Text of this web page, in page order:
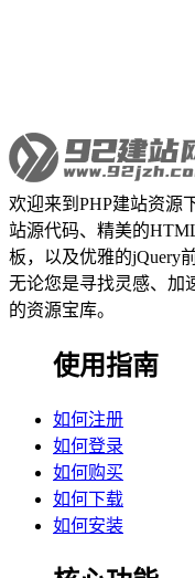
欢迎来到PHP建站资源
站源代码、精美的
板，以及优雅的jQuery
无论您是寻找灵感、加
的资源宝库。
使用指南
如何注册
如何登录
如何购买
如何下载
如何安装